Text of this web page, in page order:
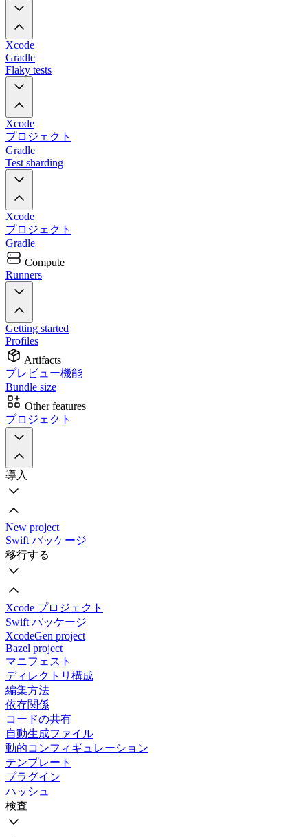
Xcode
Gradle
Flaky tests
Xcode
プロジェクト
Gradle
Test sharding
Xcode
プロジェクト
Gradle
Compute
Runners
Getting started
Profiles
Artifacts
プレビュー機能
Bundle size
Other features
プロジェクト
導入
New project
Swift パッケージ
移行する
Xcode プロジェクト
Swift パッケージ
XcodeGen project
Bazel project
マニフェスト
ディレクトリ構成
編集方法
依存関係
コードの共有
自動生成ファイル
動的コンフィギュレーション
テンプレート
プラグイン
ハッシュ
検査